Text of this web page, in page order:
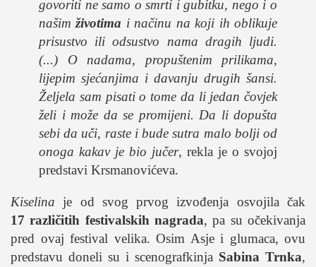
govoriti ne samo o smrti i gubitku, nego i o
našimživotima i načinu na koji ih oblikuje
prisustvo ili odsustvo nama dragih ljudi.
(...) O nadama, propuštenim prilikama,
lijepim sjećanjima i davanju drugih šansi.
Željela sam pisati o tome da li jedan čovjek
želi i može da se promijeni. Da li dopušta
sebi da uči, raste i bude sutra malo bolji od
onoga kakav je bio jučer, rekla je o svojoj
predstavi Krsmanovićeva.
Kiselina je od svog prvog izvođenja osvojila čak
17 različitih festivalskih nagrada, pa su očekivanja
pred ovaj festival velika. Osim Asje i glumaca, ovu
predstavu doneli su i scenografkinja Sabina Trnka,